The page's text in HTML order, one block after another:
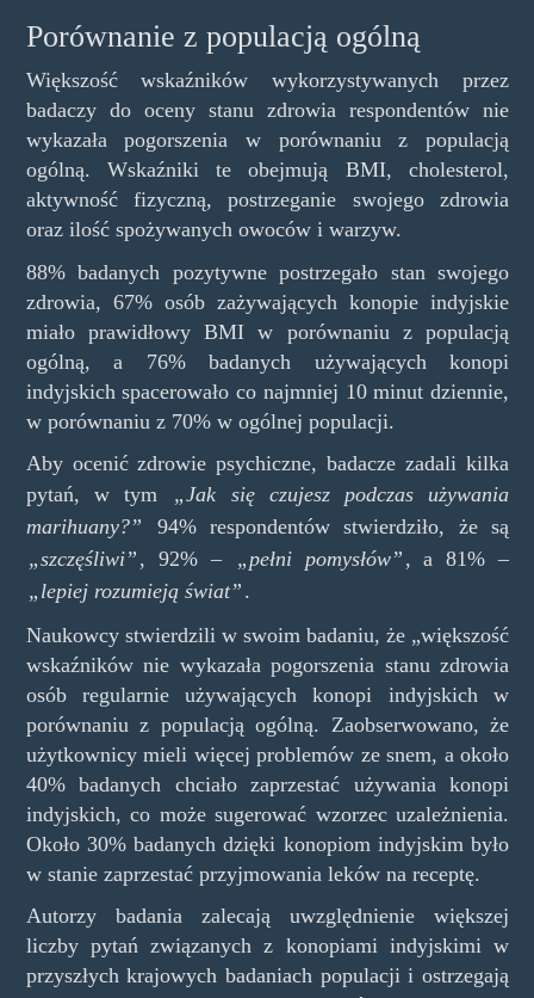
Porównanie z populacją ogólną
Większość wskaźników wykorzystywanych przez
badaczy do oceny stanu zdrowia respondentów nie
wykazała pogorszenia w porównaniu z populacją
ogólną. Wskaźniki te obejmują BMI, cholesterol,
aktywność fizyczną, postrzeganie swojego zdrowia
oraz ilość spożywanych owoców i warzyw.
88% badanych pozytywne postrzegało stan swojego
zdrowia, 67% osób zażywających konopie indyjskie
miało prawidłowy BMI w porównaniu z populacją
ogólną, a 76% badanych używających konopi
indyjskich spacerowało co najmniej 10 minut dziennie,
w porównaniu z 70% w ogólnej populacji.
Aby ocenić zdrowie psychiczne, badacze zadali kilka
pytań, w tym
„Jak się czujesz podczas używania
marihuany?”
94% respondentów stwierdziło, że są
„szczęśliwi” , 92% – „pełni pomysłów” , a 81% –
„lepiej rozumieją świat” .
Naukowcy stwierdzili w swoim badaniu, że „większość
wskaźników nie wykazała pogorszenia stanu zdrowia
osób regularnie używających konopi indyjskich w
porównaniu z populacją ogólną. Zaobserwowano, że
użytkownicy mieli więcej problemów ze snem, a około
40% badanych chciało zaprzestać używania konopi
indyjskich, co może sugerować wzorzec uzależnienia.
Około 30% badanych dzięki konopiom indyjskim było
w stanie zaprzestać przyjmowania leków na receptę.
Autorzy badania zalecają uwzględnienie większej
liczby pytań związanych z konopiami indyjskimi w
przyszłych krajowych badaniach populacji i ostrzegają